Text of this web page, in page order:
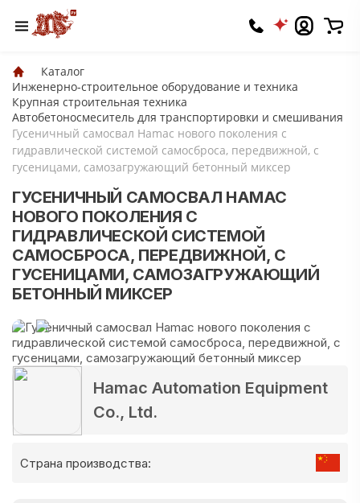
Каталог
Инженерно-строительное оборудование и техника
Крупная строительная техника
Автобетоносмеситель для транспортировки и смешивания
Гусеничный самосвал Hamac нового поколения с
гидравлической системой самосброса, передвижной, с
гусеницами, самозагружающий бетонный миксер
ГУСЕНИЧНЫЙ САМОСВАЛ HAMAC
НОВОГО ПОКОЛЕНИЯ С
ГИДРАВЛИЧЕСКОЙ СИСТЕМОЙ
САМОСБРОСА, ПЕРЕДВИЖНОЙ, С
ГУСЕНИЦАМИ, САМОЗАГРУЖАЮЩИЙ
БЕТОННЫЙ МИКСЕР
Hamac Automation Equipment
Co., Ltd.
Страна производства: